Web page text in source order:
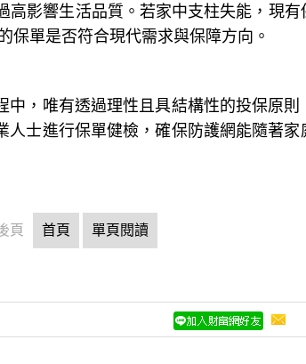
影響生活品質。若家中支柱失能，現有
保單是否符合現代需求與保障方向。
，唯有透過理性且具結構性的投保原則
士進行保單健檢，確保防護網能隨著家
頁 首頁 單頁閱讀